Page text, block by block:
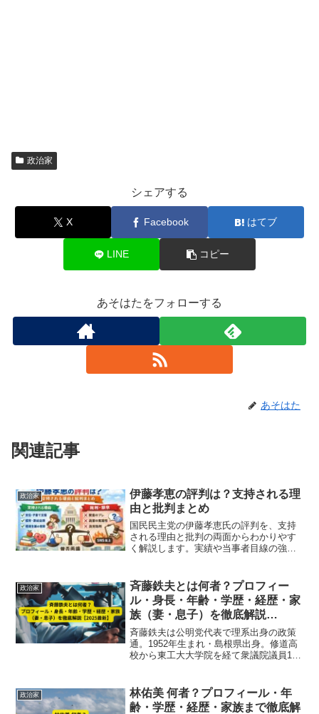
政治家
シェアする
X Facebook はてブ
LINE コピー
あそはたをフォローする
あそはた
関連記事
政治家
伊藤孝恵の評判は？支持される理
由と批判まとめ
国民民主党の伊藤孝恵氏の評判を、支持
される理由と批判の両面からわかりやす
く解説します。実績や当事者目線の強
にまとめています。
政治家
斉藤鉄夫とは何者？プロフィー
ル・身長・年齢・学歴・経歴・家
族（妻・息子）を徹底解説
【2025最新】
斉藤鉄夫は公明党代表で理系出身の政策
通。1952年生まれ・島根県出身。修道高
校から東工大大学院を経て衆議院議員11
【2025最新】
政治家
林佑美 何者？プロフィール・年
齢・学歴・経歴・家族まで徹底解